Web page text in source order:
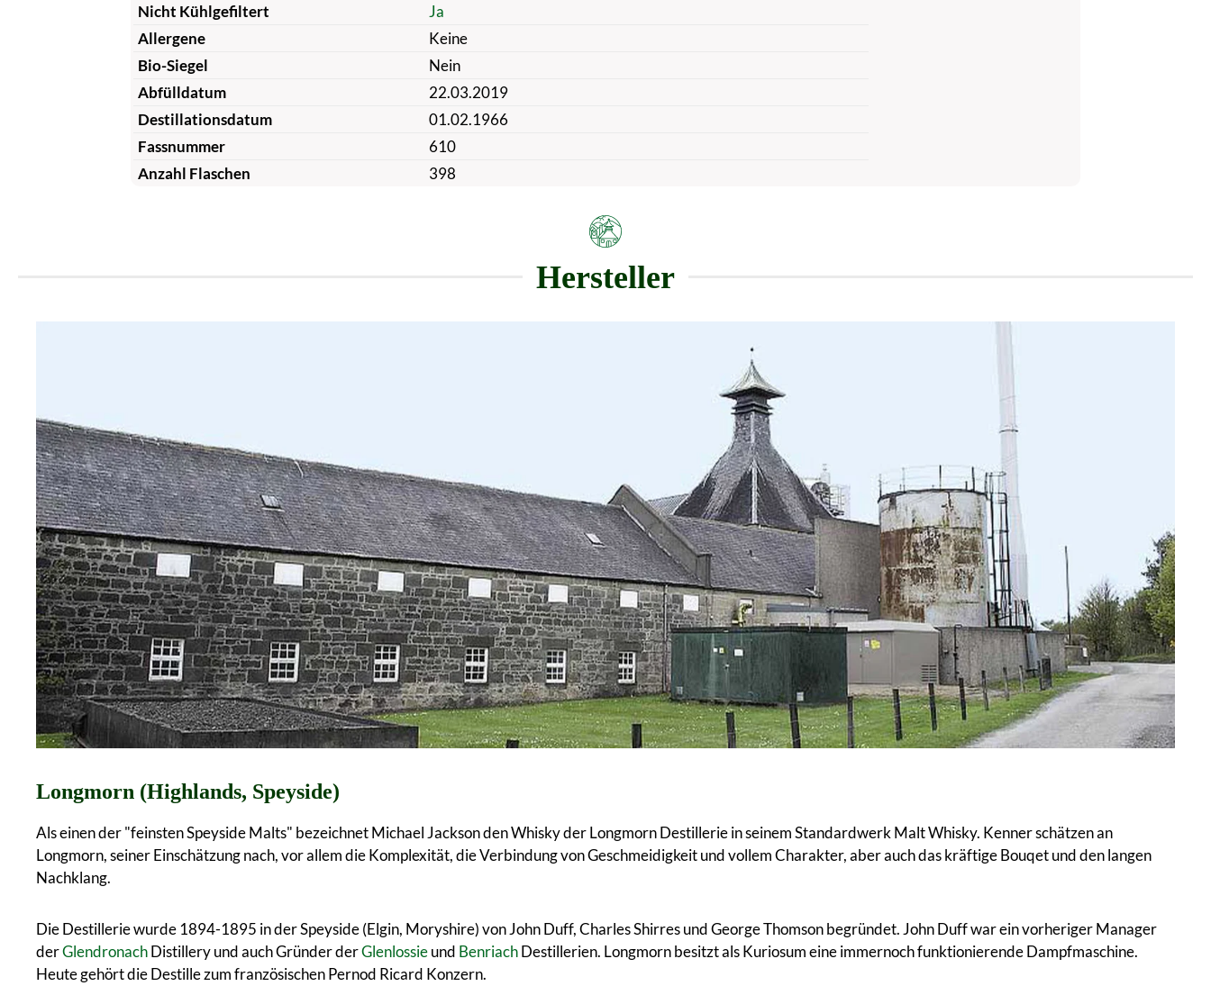
Nicht Kühlgefiltert
Ja
Allergene
Keine
Bio-Siegel
Nein
Abfülldatum
22.03.2019
Destillationsdatum
01.02.1966
Fassnummer
610
Anzahl Flaschen
398
Hersteller
Longmorn (Highlands, Speyside)
Als einen der "feinsten Speyside Malts" bezeichnet Michael Jackson den Whisky der Longmorn Destillerie in seinem Standardwerk Malt Whisky. Kenner schätzen an
Longmorn, seiner Einschätzung nach, vor allem die Komplexität, die Verbindung von Geschmeidigkeit und vollem Charakter, aber auch das kräftige Bouqet und den langen
Nachklang.
Die Destillerie wurde 1894-1895 in der Speyside (Elgin, Moryshire) von John Duff, Charles Shirres und George Thomson begründet. John Duff war ein vorheriger Manager
derGlendronachDistillery und auch Gründer derGlenlossieund BenriachDestillerien. Longmorn besitzt als Kuriosum eine immernoch funktionierende Dampfmaschine.
Heute gehört die Destille zum französischen Pernod Ricard Konzern.